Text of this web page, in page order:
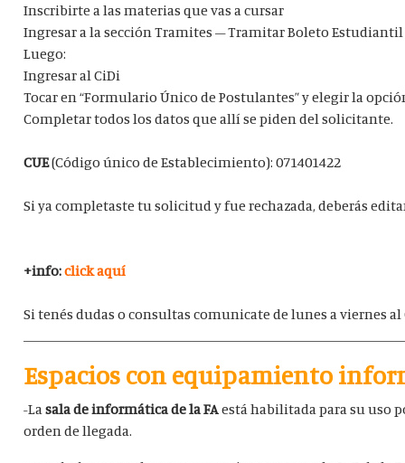
Inscribirte a las materias que vas a cursar
Ingresar a la sección Tramites – Tramitar Boleto
Luego:
Ingresar al CiDi
Tocar en “Formulario Único de Postulantes” y elegir la
Completar todos los datos que allí se piden del solicitante.
CUE(Código único de Establecimiento): 071401422
Si ya completaste tu solicitud y fue rechazada, deberás
+info:click aquí
Si tenés dudas o consultas comunicate de lunes a viernes al
Espacios con equipamiento
-Lasala de informática de la FAestá habilitada para su uso
orden de llegada.